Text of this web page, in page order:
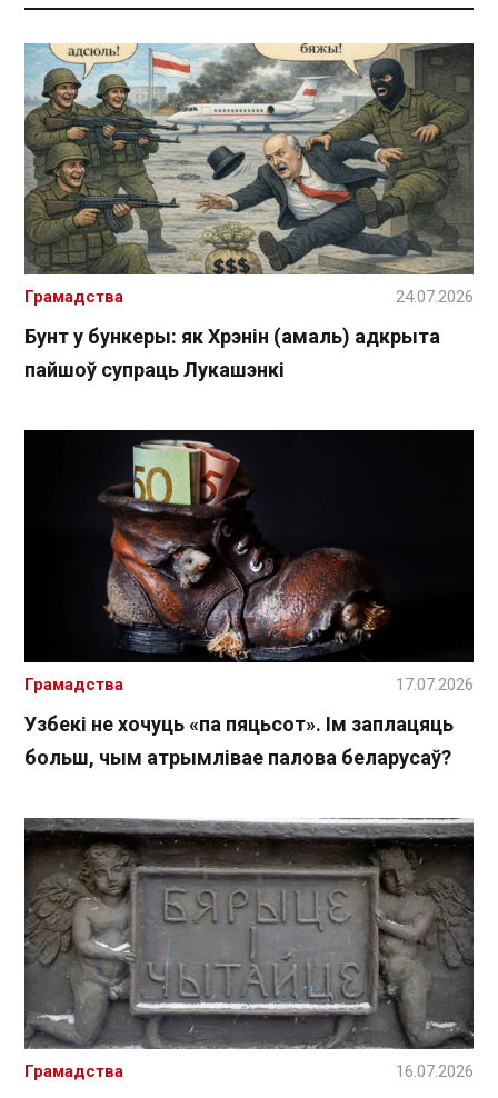
Бунт у бункеры: як Хрэнін (амаль) адкрыта
пайшоў супраць Лукашэнкі
Грамадства 24.07.2026
Узбекі не хочуць «па пяцьсот». Ім заплацяць
больш, чым атрымлівае палова беларусаў?
Грамадства 17.07.2026
Грамадства 16.07.2026